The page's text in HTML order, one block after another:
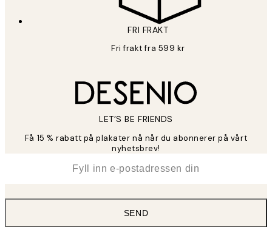
FRI FRAKT
Fri frakt fra 599 kr
LET’S BE FRIENDS
Få 15 % rabatt på plakater nå når du abonnerer på vårt
nyhetsbrev!
SEND